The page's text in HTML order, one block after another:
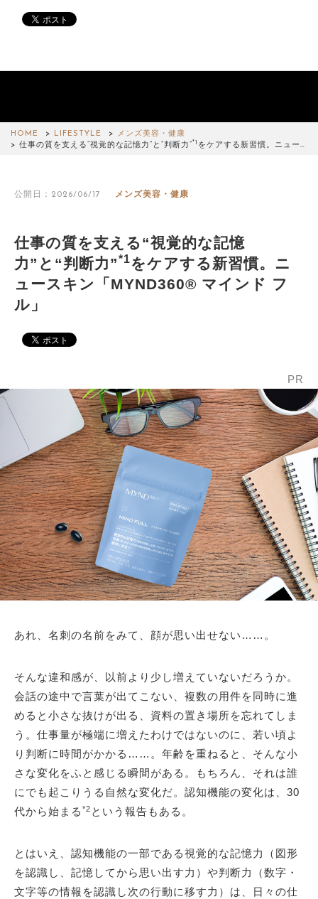
HOME LIFESTYLE
メンズ美容・健康
仕事の質を支える“視覚的な記憶力”と“判断力”*1 をケアする新習慣。ニュー…
公開日：2026/06/17 メンズ美容・健康
仕事の質を支える“視覚的な記憶
力”と“判断力”*1をケアする新習慣。ニ
ュースキン「MYND360® マインド フ
ル」
PR
あれ、名刺の名前をみて、顔が思い出せない……。
そんな違和感が、以前より少し増えていないだろうか。
会話の途中で言葉が出てこない、複数の用件を同時に進
めると小さな抜けが出る、資料の置き場所を忘れてしま
う。仕事量が極端に増えたわけではないのに、若い頃よ
り判断に時間がかかる……。年齢を重ねると、そんな小
さな変化をふと感じる瞬間がある。もちろん、それは誰
にでも起こりうる自然な変化だ。認知機能の変化は、30
代から始まる *2 という報告もある。
とはいえ、認知機能の一部である視覚的な記憶力（図形
を認識し、記憶してから思い出す力）や判断力（数字・
文字等の情報を認識し次の行動に移す力）は、日々の仕